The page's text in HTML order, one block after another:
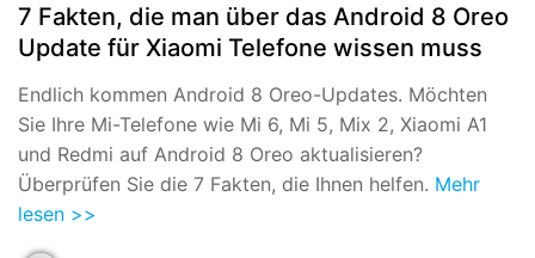
7 Fakten, die man über das Android 8 Oreo
Update für Xiaomi Telefone wissen muss
Endlich kommen Android 8 Oreo-Updates. Möchten
Sie Ihre Mi-Telefone wie Mi 6, Mi 5, Mix 2, Xiaomi A1
und Redmi auf Android 8 Oreo aktualisieren?
Überprüfen Sie die 7 Fakten, die Ihnen helfen. Mehr
lesen >>